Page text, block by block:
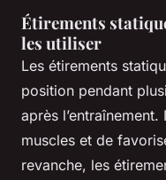
Étirements
les utiliser
Les étirements
position pendant
après
muscles et de
revanche, les